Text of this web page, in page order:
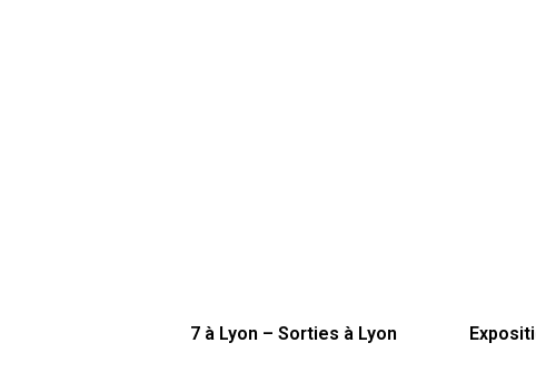
7 à Lyon – Sorties à Lyon